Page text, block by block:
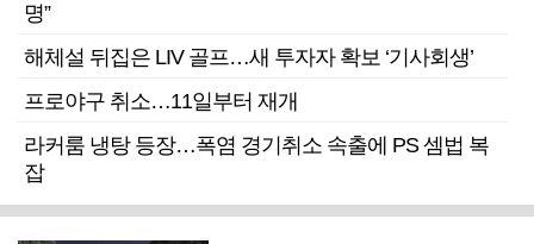
명”
해체설 뒤집은 LIV 골프…새 투자자 확보 ‘기사회생’
프로야구 취소…11일부터 재개
라커룸 냉탕 등장…폭염 경기취소 속출에 PS 셈법 복
잡